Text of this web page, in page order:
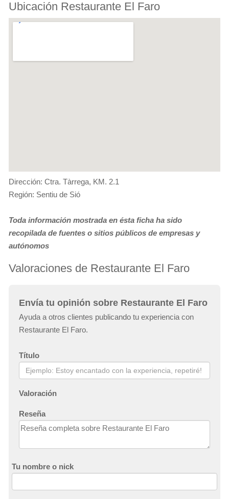
Ubicación Restaurante El Faro
Dirección: Ctra. Tàrrega, KM. 2.1
Región: Sentiu de Sió
Toda información mostrada en ésta ficha ha sido
recopilada de fuentes o sitios públicos de empresas y
autónomos
Valoraciones de Restaurante El Faro
Envía tu opinión sobre Restaurante El Faro
Ayuda a otros clientes publicando tu experiencia con
Restaurante El Faro.
Título
Valoración
Reseña
Tu nombre o nick